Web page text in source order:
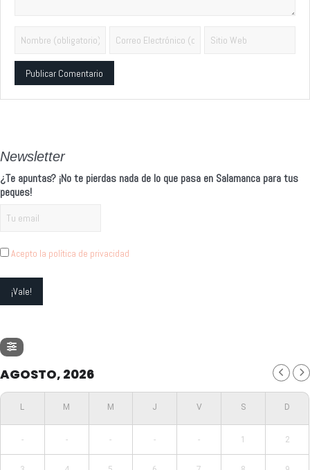
Newsletter
¿Te apuntas? ¡No te pierdas nada de lo que pasa en Salamanca para tus
peques!
Acepto la política de privacidad
AGOSTO, 2026
- - - - - 1 2